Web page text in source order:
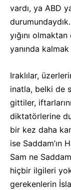
vardı, ya ABD
yığını
yanında
Iraklılar,
inatla, belki de
gittiler,
diktatörlerine
bir kez daha
ise Saddam’ın
Sam ne
hiçbir ilgileri
gerekenlerin